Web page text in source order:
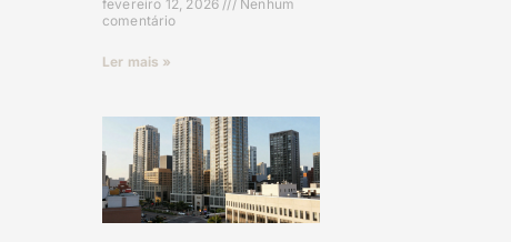
fevereiro 12, 2026
Nenhum
comentário
Ler mais »